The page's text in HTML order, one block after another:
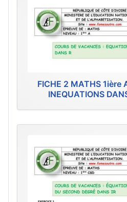
FICHE 2 MATHS 1ière
INEQUATIONS